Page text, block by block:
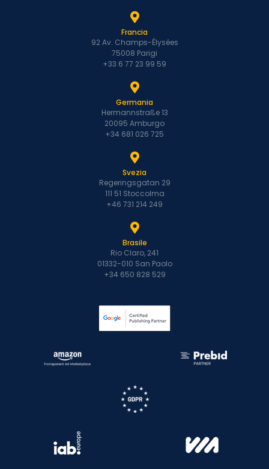
Francia
92 Av. Champs-Élysées
75008 Parigi
+33 6 77 23 99 59
Germania
Hermannstraße 13
20095 Amburgo
+34 681 026 725
Svezia
Regeringsgatan 29
111 51 Stoccolma
+46 731 214 249
Brasile
Rio Claro, 241
01332-010 San Paolo
+34 650 828 529